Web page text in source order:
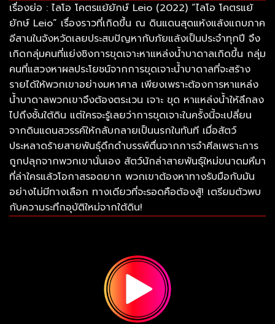
เรื่องย่อ : ไลโอ โคตรแย้ยักษ์ Leio (2022) “ไลโอ โคตรแย้
ยักษ์ Leio” เรื่องราวที่เกิดขึ้น ณ ดินแดนสุดแห้งแล้งแถบภาค
อีสานในจังหวัดเลยประสบปัญหากับภัยแล้งเป็นประจำทุกปี จึง
เกิดกลุ่มคนที่แย่งชิงการขุดเจาะหาแหล่งน้ำบาดาลเกิดขึ้น กลุ่ม
คนที่แสวงหาผลประโยชน์จากการขุดเจาะน้ำบาดาลที่จะสร้าง
รายได้ให้พวกเขาอย่างมหาศาล เพียงเพราะต้องการหาแหล่ง
น้ำบาดาลพวกเขาจึงต้องตระเวน เจาะ ขุด หาแหล่งน้ำให้ลึกลง
ไปถึงชั้นใต้ดิน แต่ใครจะรู้เลยว่าการขุดเจาะในครั้งนี้จะเปลี่ยน
จากดินแดนสวรรค์ให้กลับกลายเป็นนรกในทันที เมื่อสัตว์
ประหลาดร้ายสายพันธุ์ดึกดำบรรพ์ตื่นจากการจำศีลเพราะการ
ถูกปลุกจากพวกเขานั่นเอง สัตว์นักล่าสายพันธุ์ใหม่ขนาดมหึมา
ที่ล่าใครแล้วโอกาสรอดยาก พวกเขาต้องหาทางรับมือกับมัน
อย่างไม่มีทางเลือก ทางเดียวที่จะรอดคือต้องสู้! เตรียมตัวพบ
กับความระทึกอุบัติใหม่จากใต้ดิน!